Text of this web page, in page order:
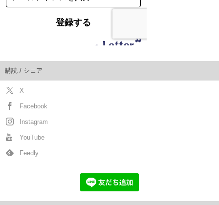
購読 / シェア
X
Facebook
Instagram
YouTube
Feedly